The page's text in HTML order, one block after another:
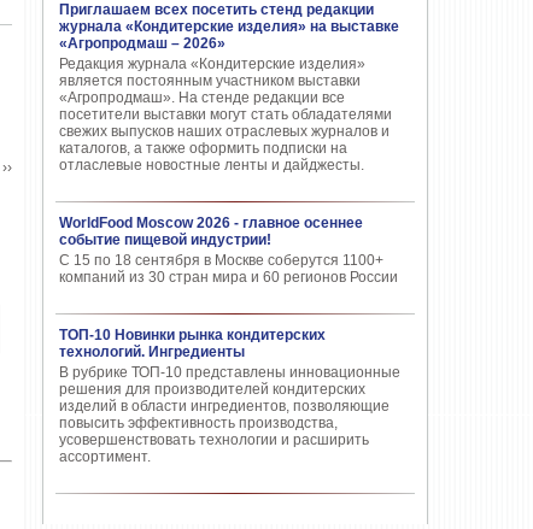
Приглашаем всех посетить стенд редакции
журнала «Кондитерские изделия» на выставке
«Агропродмаш – 2026»
Редакция журнала «Кондитерские изделия»
является постоянным участником выставки
«Агропродмаш». На стенде редакции все
посетители выставки могут стать обладателями
свежих выпусков наших отраслевых журналов и
каталогов, а также оформить подписки на
отласлевые новостные ленты и дайджесты.
WorldFood Moscow 2026 - главное осеннее
событие пищевой индустрии!
С 15 по 18 сентября в Москве соберутся 1100+
компаний из 30 стран мира и 60 регионов России
ТОП-10 Новинки рынка кондитерских
технологий. Ингредиенты
В рубрике ТОП-10 представлены инновационные
решения для производителей кондитерских
изделий в области ингредиентов, позволяющие
повысить эффективность производства,
усовершенствовать технологии и расширить
ассортимент.
››